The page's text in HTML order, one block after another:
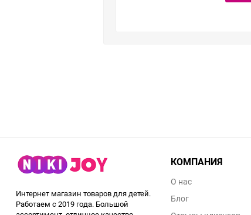
Интернет магазин товаров для детей.
Работаем с 2019 года. Большой
КОМПАНИЯ
О нас
Блог